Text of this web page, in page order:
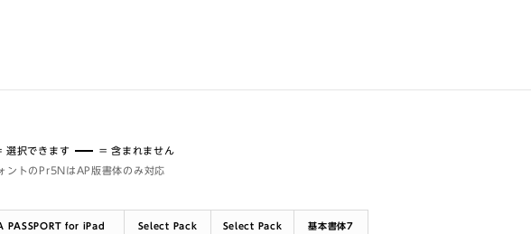
選択できます
= 含まれません
ントのPr5NはAP版書体のみ対応
PASSPORT for iPad
Select Pack
Select Pack
基本書体7